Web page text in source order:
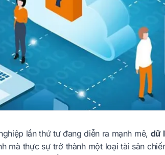
lần thứ tư đang diễn ra mạnh mẽ, dữ
mà thực sự trở thành một loại tài sản